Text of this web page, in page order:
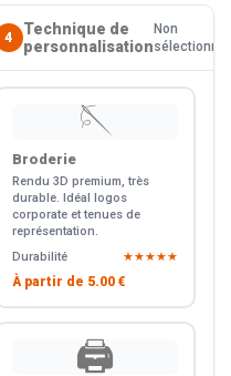
4
Technique de
personnalisation
Non
sélectionné
🪡
Broderie
Rendu 3D premium, très
durable. Idéal logos
corporate et tenues de
représentation.
Durabilité
★★★★★
À partir de 5.00 €
🖨️